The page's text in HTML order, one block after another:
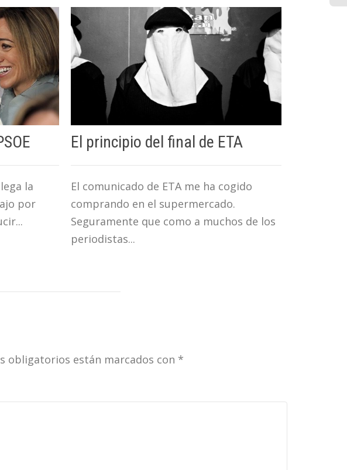
la
por
El principio del final de ETA
El comunicado de ETA me ha cogido
comprando en el supermercado.
Seguramente que como a muchos de los
periodistas...
obligatorios están marcados con *